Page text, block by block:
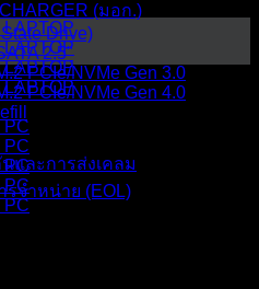
(มอก.)
Drive)
2.5"
PCIe/NVMe Gen 3.0
PCIe/NVMe Gen 4.0
และการส่งเคลม
จำหน่าย (EOL)
LAPTOP
LAPTOP
LAPTOP
LAPTOP
PC
PC
PC
PC
PC